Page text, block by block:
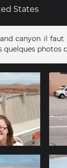
States
canyon il faut
quelques photos